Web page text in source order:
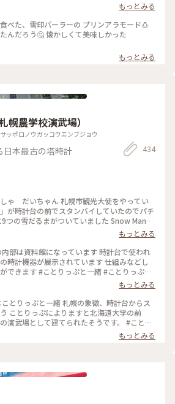
もっとみる
べた、雪印パーラーの プリンアラモード🍮
んだろう🤔 懐かしくて美味しかった
もっとみる
幌農学校演武場）
ッポロノウガッコウエンブジョウ
日本最古の塔時計 434
ん 札幌市観光大使をやってい
が時計台の前でスタンバイしていたのでパチ
幌行きだったので、だいちゃんの歓迎ぶりも
か観光が
できるそうです #ことりっぷと一緒 #ことりっぷ札幌
もっとみる
機器が展示されています 仕組みなどし
ぷと一緒 #ことりっぷ札
もっとみる
の前
武場として建てられたそうです。 #ことり
りっぷ札幌
もっとみる